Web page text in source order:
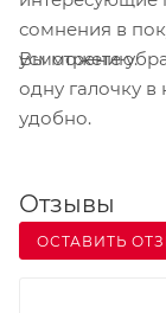
IP54)
Предлагаются
магнитных
устройство
сомнения в
усмотрению.
Вы можете
одну галочку
удобно.
Отзывы
ОСТАВИТЬ